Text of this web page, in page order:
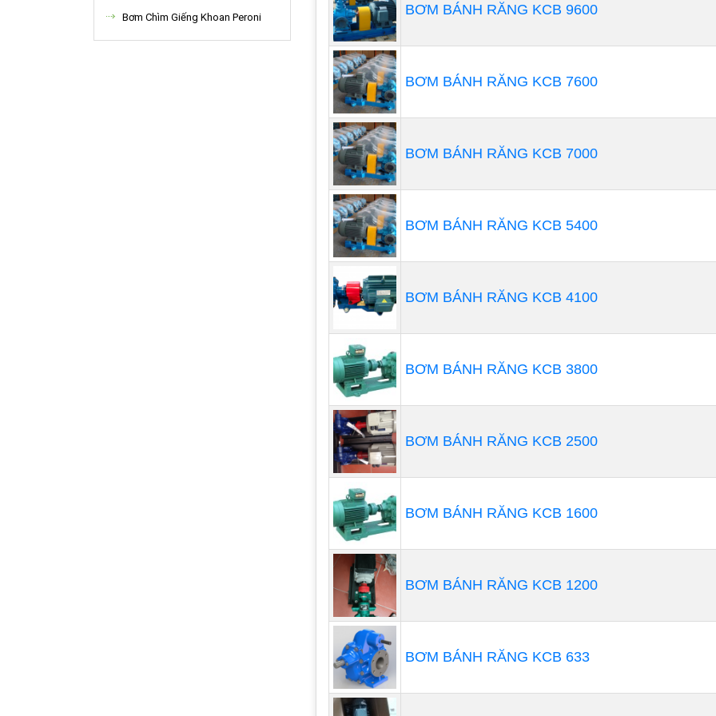
Bơm Chìm Giếng Khoan Peroni Dựa trên nguyên lý hoạt động, máy bơm thực phẩm được chia
Máy bơm thể tích: Máy bơm thể tích hoạt động dựa trên
chứa để đẩy chất lỏng đi. Máy bơm thể tích thường
có độ nhớt thấp, độ đặc thấp.
Máy bơm áp lực: Máy bơm áp lực hoạt động dựa trên
Máy bơm áp lực thường được sử dụng để bơm các loại
BƠM BÁNH RĂNG KCB 9600
BƠM BÁNH RĂNG KCB 7600
BƠM BÁNH RĂNG KCB 7000
BƠM BÁNH RĂNG KCB 5400
BƠM BÁNH RĂNG KCB 4100
BƠM BÁNH RĂNG KCB 3800
BƠM BÁNH RĂNG KCB 2500
BƠM BÁNH RĂNG KCB 1600
BƠM BÁNH RĂNG KCB 1200
BƠM BÁNH RĂNG KCB 633